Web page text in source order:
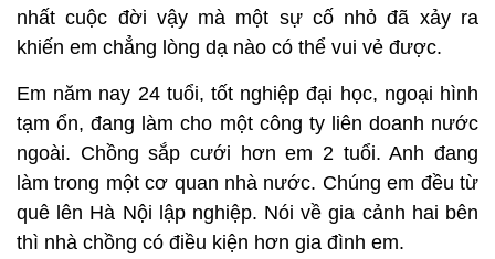
nhất cuộc đời vậy mà một sự cố nhỏ đã xảy ra
khiến em chẳng lòng dạ nào có thể vui vẻ được.
Em năm nay 24 tuổi, tốt nghiệp đại học, ngoại hình
tạm ổn, đang làm cho một công ty liên doanh nước
ngoài. Chồng sắp cưới hơn em 2 tuổi. Anh đang
làm trong một cơ quan nhà nước. Chúng em đều từ
quê lên Hà Nội lập nghiệp. Nói về gia cảnh hai bên
thì nhà chồng có điều kiện hơn gia đình em.